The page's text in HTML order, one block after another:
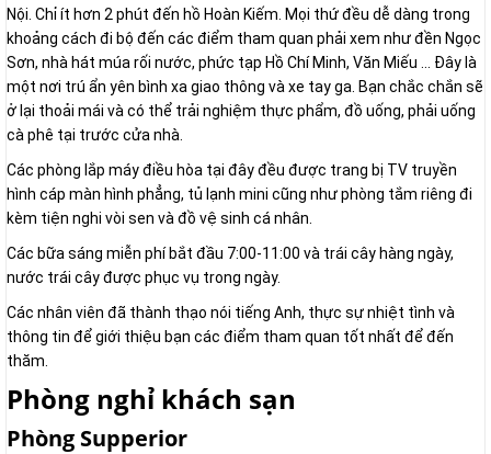
Nội. Chỉ ít hơn 2 phút đến hồ Hoàn Kiếm. Mọi thứ đều dễ dàng trong
khoảng cách đi bộ đến các điểm tham quan phải xem như đền Ngọc
Sơn, nhà hát múa rối nước, phức tạp Hồ Chí Minh, Văn Miếu ... Đây là
một nơi trú ẩn yên bình xa giao thông và xe tay ga. Bạn chắc chắn sẽ
ở lại thoải mái và có thể trải nghiệm thực phẩm, đồ uống, phải uống
cà phê tại trước cửa nhà.
Các phòng lắp máy điều hòa tại đây đều được trang bị TV truyền
hình cáp màn hình phẳng, tủ lạnh mini cũng như phòng tắm riêng đi
kèm tiện nghi vòi sen và đồ vệ sinh cá nhân.
Các bữa sáng miễn phí bắt đầu 7:00-11:00 và trái cây hàng ngày,
nước trái cây được phục vụ trong ngày.
Các nhân viên đã thành thạo nói tiếng Anh, thực sự nhiệt tình và
thông tin để giới thiệu bạn các điểm tham quan tốt nhất để đến
thăm.
Phòng nghỉ khách sạn
Phòng Supperior